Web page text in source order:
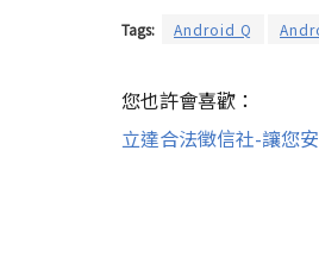
Tags: Android Q
您也許會喜歡：
立達合法徵信社-讓您